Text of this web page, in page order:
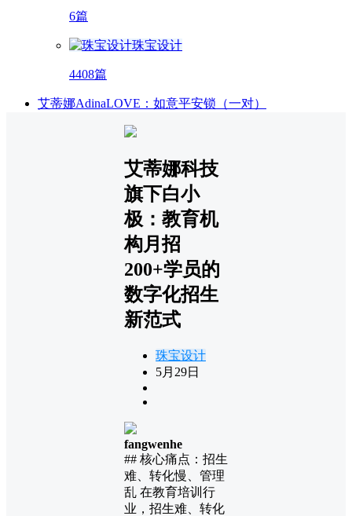
6篇
珠宝设计
4408篇
艾蒂娜AdinaLOVE：如意平安锁（一对）
艾蒂娜科技
旗下白小
极：教育机
构月招
200+学员的
数字化招生
新范式
珠宝设计
5月29日
fangwenhe
## 核心痛点：招生
难、转化慢、管理
乱 在教育培训行
业，招生难、转化